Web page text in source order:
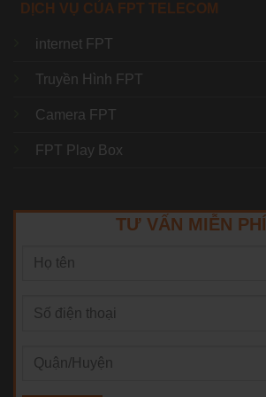
DỊCH VỤ CỦA FPT TELECOM
internet FPT
Truyền Hình FPT
Camera FPT
FPT Play Box
TƯ VẤN MIỄN PHÍ